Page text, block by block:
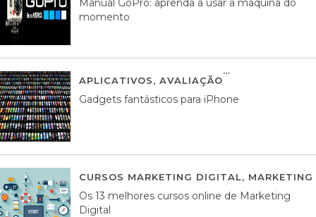
Manual GoPro: aprenda a usar a máquina do
momento
APLICATIVOS, AVALIAÇÃO
Gadgets fantásticos para iPhone
CURSOS MARKETING DIGITAL,
Os 13 melhores cursos online de Marketing
Digital